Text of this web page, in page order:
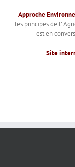
Approche
les principes de l’
est en
Site